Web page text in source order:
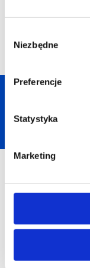
zgody
Niezbędne
Preferencje
Statystyka
Marketing